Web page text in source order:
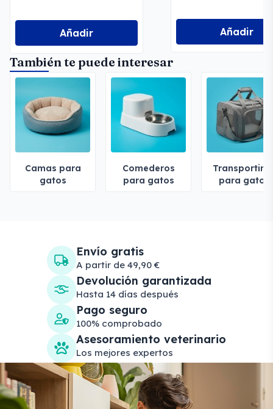
Añadir Añadir
También te puede interesar
Camas para
gatos
Comederos
para gatos
para gatos
Envío gratis
A partir de 49,90 €
Devolución garantizada
Hasta 14 días después
Pago seguro
100% comprobado
Asesoramiento veterinario
Los mejores expertos